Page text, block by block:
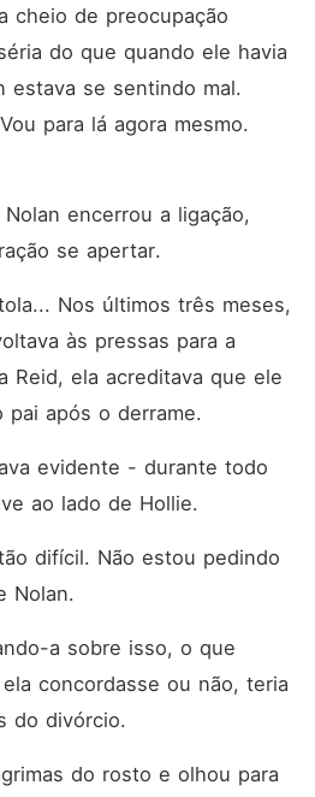
cheio de preocupação
do que quando ele havia
estava se sentindo mal.
para lá agora mesmo.
encerrou a ligação,
se apertar.
Nos últimos três meses,
às pressas para a
Reid, ela acreditava que ele
pai após o derrame.
evidente - durante todo
ao lado de Hollie.
difícil. Não estou pedindo
Nolan.
a sobre isso, o que
concordasse ou não, teria
do divórcio.
do rosto e olhou para